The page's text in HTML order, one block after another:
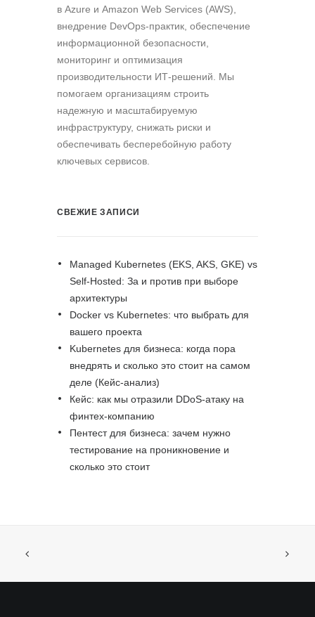
в Azure и Amazon Web Services (AWS),
внедрение DevOps-практик, обеспечение
информационной безопасности,
мониторинг и оптимизация
производительности ИТ-решений. Мы
помогаем организациям строить
надежную и масштабируемую
инфраструктуру, снижать риски и
обеспечивать бесперебойную работу
ключевых сервисов.
СВЕЖИЕ ЗАПИСИ
Managed Kubernetes (EKS, AKS, GKE) vs
Self-Hosted: За и против при выборе
архитектуры
Docker vs Kubernetes: что выбрать для
вашего проекта
Kubernetes для бизнеса: когда пора
внедрять и сколько это стоит на самом
деле (Кейс-анализ)
Кейс: как мы отразили DDoS-атаку на
финтех-компанию
Пентест для бизнеса: зачем нужно
тестирование на проникновение и
сколько это стоит